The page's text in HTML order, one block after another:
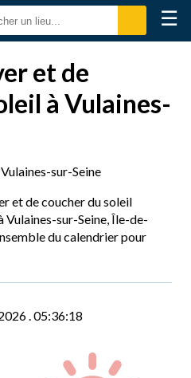
☰
et de
à Vulaines-
Vulaines-sur-Seine
et de coucher du soleil
Vulaines-sur-Seine, Île-de-
du calendrier pour
.05:36:19